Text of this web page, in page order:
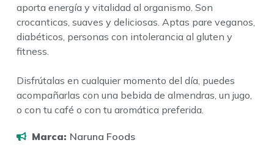
aporta energía y vitalidad al organismo. Son
crocanticas, suaves y deliciosas. Aptas pare veganos,
diabéticos, personas con intolerancia al gluten y
fitness.
Disfrútalas en cualquier momento del día, puedes
acompañarlas con una bebida de almendras, un jugo,
o con tu café o con tu aromática preferida.
Marca: Naruna Foods